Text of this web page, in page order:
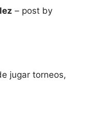
– post by
jugar torneos,